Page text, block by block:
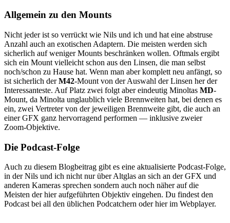
Allgemein zu den Mounts
Nicht jeder ist so verrückt wie Nils und ich und hat eine abstruse
Anzahl auch an exotischen Adaptern. Die meisten werden sich
sicherlich auf weniger Mounts beschränken wollen. Oftmals ergibt
sich ein Mount vielleicht schon aus den Linsen, die man selbst
noch/schon zu Hause hat. Wenn man aber komplett neu anfängt, so
ist sicherlich derM42-Mount von der Auswahl der Linsen her der
Interessanteste. Auf Platz zwei folgt aber eindeutig Minoltas MD-
Mount, da Minolta unglaublich viele Brennweiten hat, bei denen es
ein, zwei Vertreter von der jeweiligen Brennweite gibt, die auch an
einer GFX ganz hervorragend performen — inklusive zweier
Zoom-Objektive.
Die Podcast-Folge
Auch zu diesem Blogbeitrag gibt es eine aktualisierte Podcast-Folge,
in der Nils und ich nicht nur über Altglas an sich an der GFX und
anderen Kameras sprechen sondern auch noch näher auf die
Meisten der hier aufgeführten Objektiv eingehen. Du findest den
Podcast bei all den üblichen Podcatchern oder hier im Webplayer.